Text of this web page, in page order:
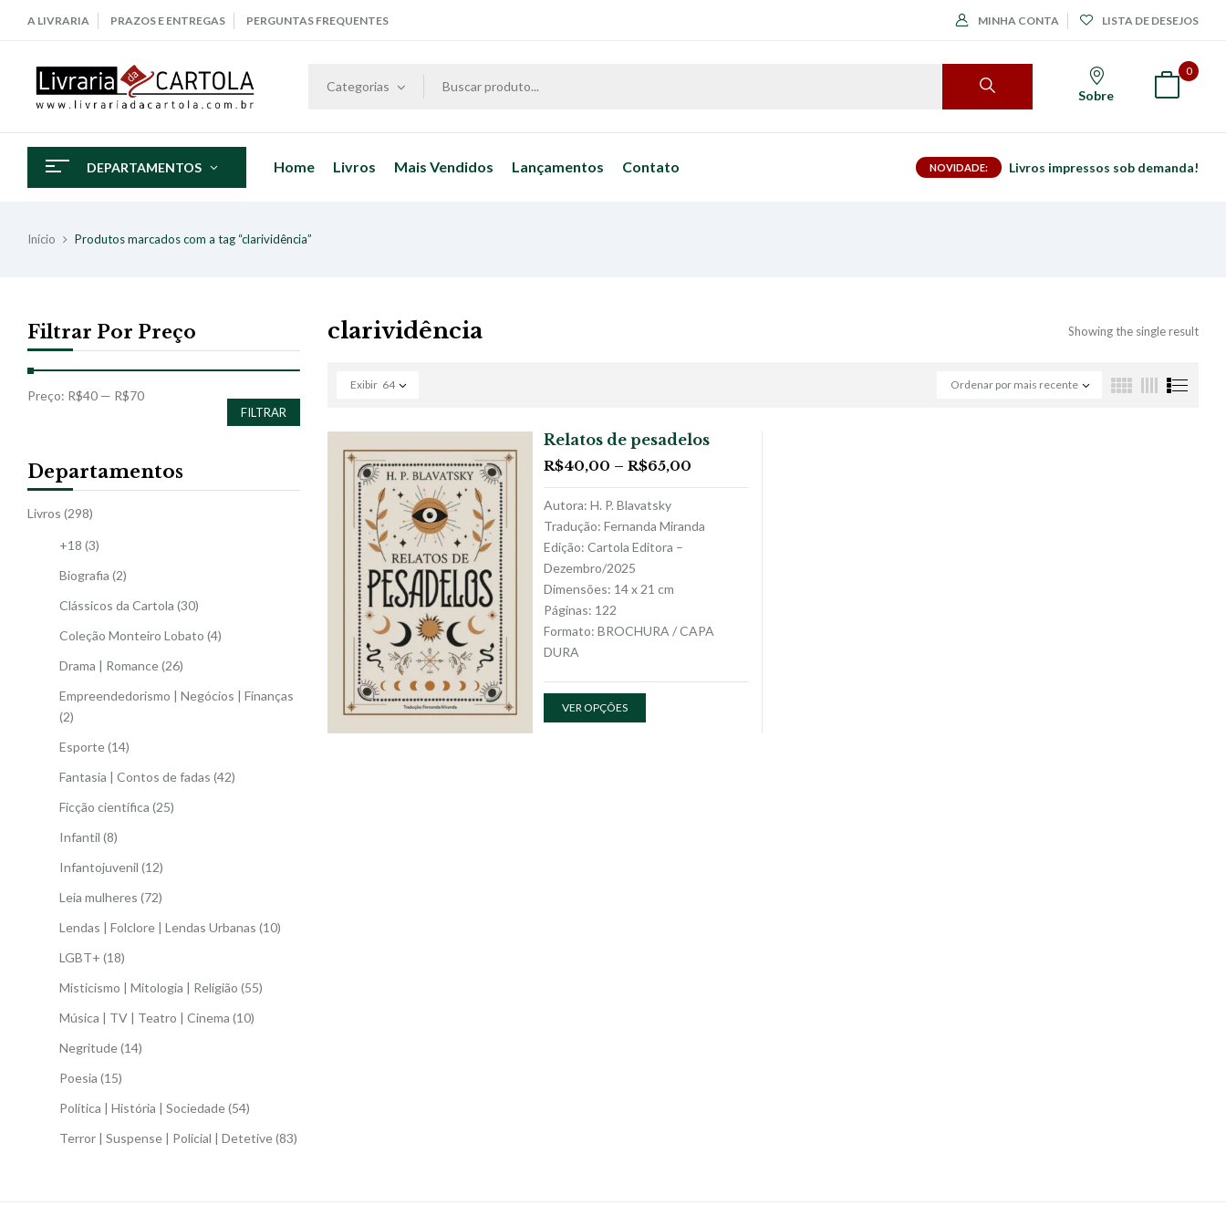
A LIVRARIA PRAZOS E ENTREGAS PERGUNTAS FREQUENTES MINHA CONTA LISTA DE DESEJOS
Categorias
Sobre
0
DEPARTAMENTOS Home Livros Mais Vendidos Lançamentos Contato NOVIDADE: Livros impressos sob demanda!
Início Produtos marcados com a tag “clarividência”
Filtrar Por Preço
FILTRAR
Preço: R$40 — R$70
Departamentos
Livros (298)
+18 (3)
Biografia (2)
Clássicos da Cartola (30)
Coleção Monteiro Lobato (4)
Drama | Romance(26)
Empreendedorismo | Negócios | Finanças
(2)
Esporte(14)
Fantasia | Contos de fadas (42)
Ficção científica (25)
Infantil (8)
Infantojuvenil (12)
Leia mulheres (72)
Lendas | Folclore | Lendas Urbanas (10)
LGBT+ (18)
Misticismo | Mitologia | Religião (55)
Música | TV | Teatro | Cinema (10)
Negritude(14)
Poesia (15)
Política | História | Sociedade(54)
Terror | Suspense | Policial | Detetive(83)
clarividência Showing the single result
Ordenar por mais recente
Exibir 64
Relatos de pesadelos
R$40,00 – R$65,00
Autora: H. P. Blavatsky
Tradução: Fernanda Miranda
Edição: Cartola Editora –
Dezembro/2025
Dimensões: 14 x 21 cm
Páginas: 122
Formato: BROCHURA / CAPA
DURA
VER OPÇÕES